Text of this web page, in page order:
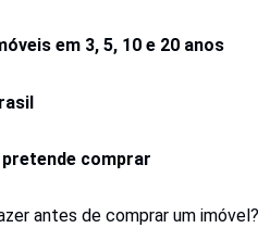
em 3, 5, 10 e 20 anos
comprar
antes de comprar um